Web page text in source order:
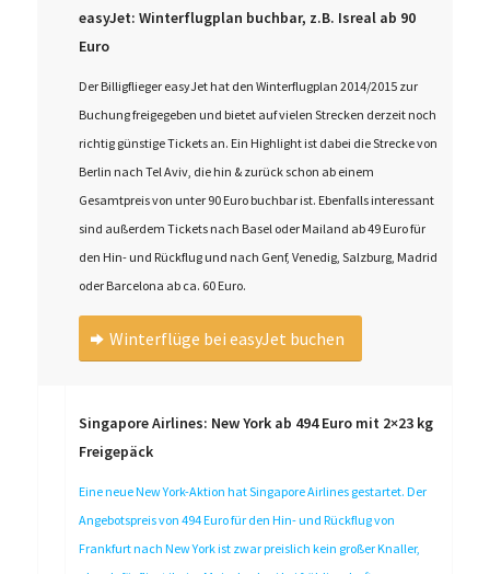
easyJet: Winterflugplan buchbar, z.B. Isreal ab 90
Euro
Der Billigflieger easyJet hat den Winterflugplan 2014/2015 zur
Buchung freigegeben und bietet auf vielen Strecken derzeit noch
richtig günstige Tickets an. Ein Highlight ist dabei die Strecke von
Berlin nach Tel Aviv, die hin & zurück schon ab einem
Gesamtpreis von unter 90 Euro buchbar ist. Ebenfalls interessant
sind außerdem Tickets nach Basel oder Mailand ab 49 Euro für
den Hin- und Rückflug und nach Genf, Venedig, Salzburg, Madrid
oder Barcelona ab ca. 60 Euro.
Winterflüge bei easyJet buchen
Singapore Airlines: New York ab 494 Euro mit 2×23 kg
Freigepäck
Eine neue New York-Aktion hat Singapore Airlines gestartet. Der
Angebotspreis von 494 Euro für den Hin- und Rückflug von
Frankfurt nach New York ist zwar preislich kein großer Knaller,